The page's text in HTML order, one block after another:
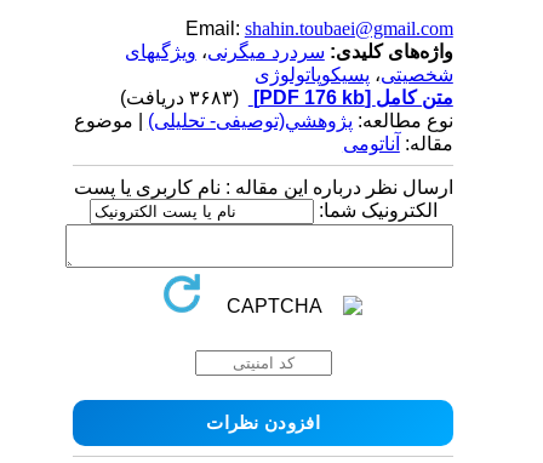
Email:shahin.toubaei@gmail.com
واژه‌های کلیدی:سردرد میگرنی،ویژگی­­های
شخصیتی،پسیکوپاتولوژی
متن کامل[PDF 176 kb]
نوع مطالعه:پژوهشي(توصیفی- تحلیلی) | موضوع
مقاله:آناتومی
ارسال نظر درباره این مقاله : نام کاربری یا پست
الکترونیک شما: